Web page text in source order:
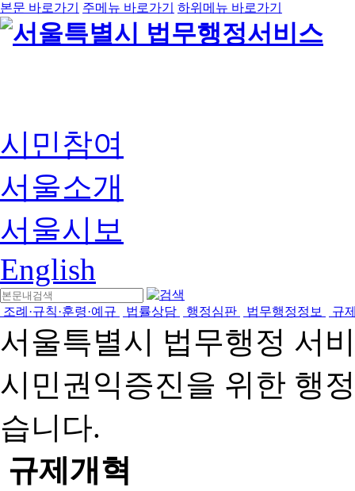
본문 바로가기 주메뉴 바로가기 하위메뉴 바로가기
시민참여
서울소개
서울시보
English
조례·규칙·훈령·예규 법률상담 행정심판 법무행정정보 규
서울특별시 법무행정 서
시민권익증진을 위한 행
습니다.
규제개혁